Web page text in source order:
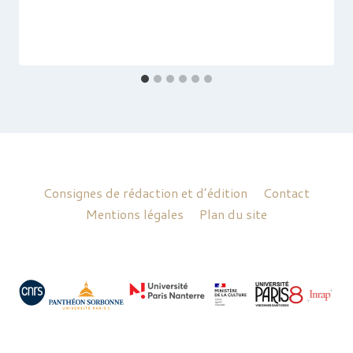
Consignes de rédaction et d’édition
Contact
Mentions légales
Plan du site